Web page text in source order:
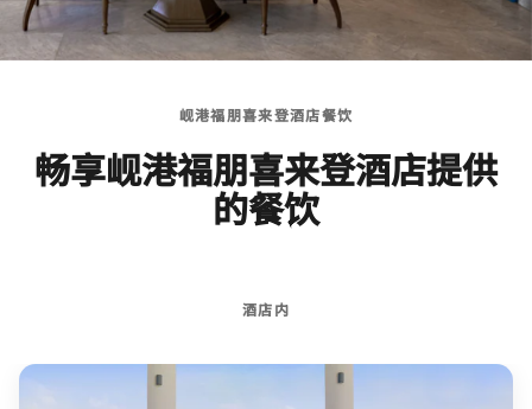
岘港福朋喜来登酒店餐饮
畅享岘港福朋喜来登酒店提供
的餐饮
酒店内